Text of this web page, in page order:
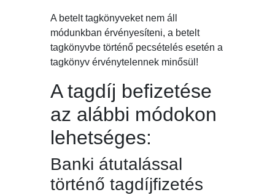
A betelt tagkönyveket nem áll
módunkban érvényesíteni, a betelt
tagkönyvbe történő pecsételés esetén a
tagkönyv érvénytelennek minősül!
A tagdíj befizetése
az alábbi módokon
lehetséges:
Banki átutalással
történő tagdíjfizetés